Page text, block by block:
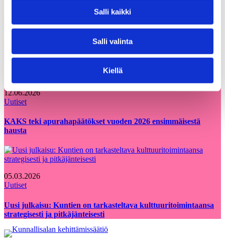
Salli kaikki
Salli valinta
Kiellä
Uutiset
Etsimme Kunnallisalan kehittämissäätiölle
uutta talouspäällikköä
12.06.2026
Uutiset
KAKS teki apurahapäätökset vuoden 2026 ensimmäisestä
hausta
05.03.2026
Uutiset
Uusi julkaisu: Kuntien on tarkasteltava kulttuuritoimintaansa
strategisesti ja pitkäjänteisesti